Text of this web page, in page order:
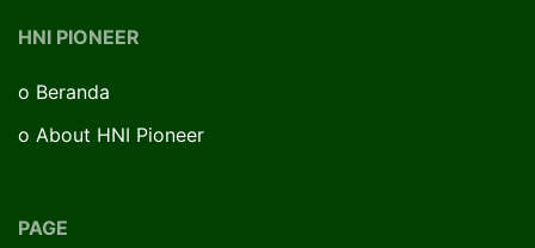
HNI PIONEER
o Beranda
o About HNI Pioneer
PAGE